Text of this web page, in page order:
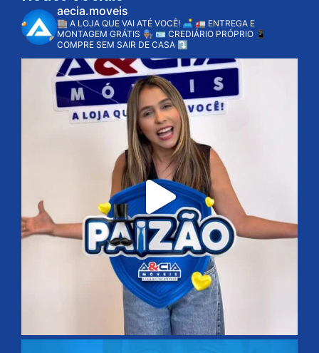
aecia.moveis
🏬 A LOJA QUE VAI ATÉ VOCÊ! 🛋️ 🚛 ENTREGA E
MONTAGEM GRÁTIS 👨🏽‍🔧 🪪 CREDIÁRIO PRÓPRIO 📱
COMPRE SEM SAIR DE CASA ⤵️